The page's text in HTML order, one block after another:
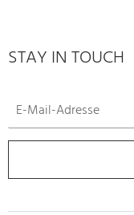
STAY IN TOUCH